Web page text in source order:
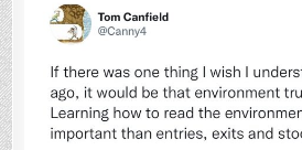
ความ
เข้าใจ
ที่
ลึก
ซึ้ง’